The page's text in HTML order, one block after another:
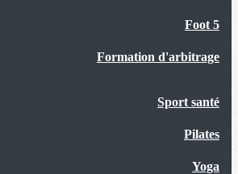
Foot 5
Formation d'arbitrage
Sport santé
Pilates
Yoga